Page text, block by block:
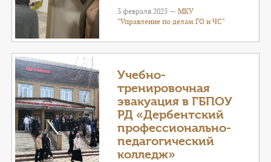
3 февраля 2025 —МКУ
"Управление по делам ГО и ЧС"
Учебно-
тренировочная
эвакуация в ГБПОУ
РД «Дербентский
профессионально-
педагогический
колледж»